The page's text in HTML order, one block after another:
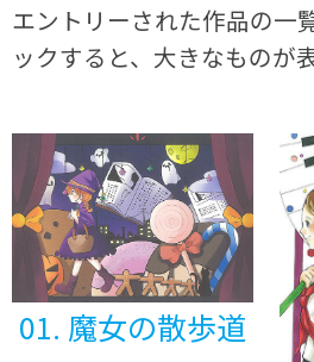
エントリーされた作品の一
ックすると、大きなものが
01. 魔女の散歩道